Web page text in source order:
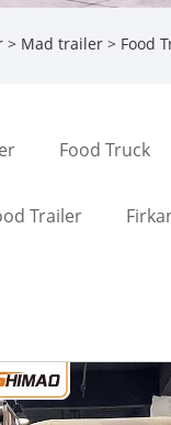
> Mad trailer > Food
Food Truck
Trailer